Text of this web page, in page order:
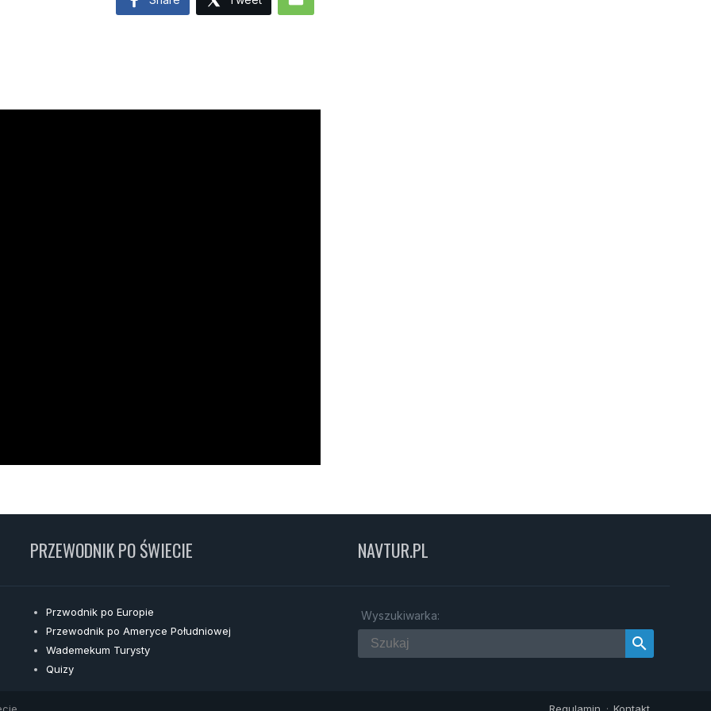
PRZEWODNIK PO ŚWIECIE
Przwodnik po Europie
Przewodnik po Ameryce Południowej
Wademekum Turysty
Quizy
NAVTUR.PL
Wyszukiwarka:
search